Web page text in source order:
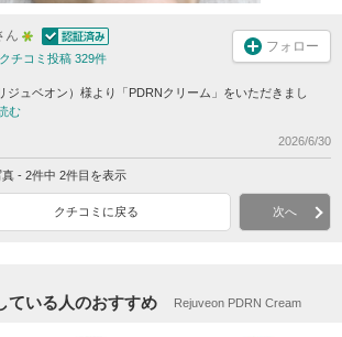
ん
クチコミ投稿 329件
フォロー
ジュベオン）様より「PDRNクリーム」をいただきまし
む
2026/6/30
- 2件中 2件目を表示
クチコミに戻る 次へ
ている人のおすすめ Rejuveon PDRN Cream